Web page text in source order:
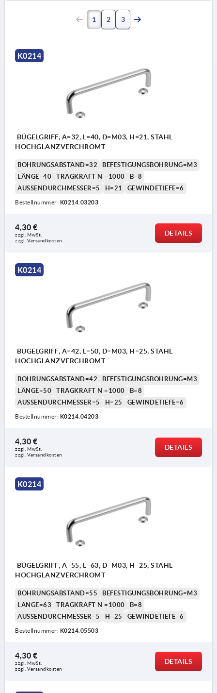
1 2 3
K0214
BÜGELGRIFF, A=32, L=40, D=M03, H=21, STAHL
HOCHGLANZVERCHROMT
BOHRUNGSABSTAND=32
BEFESTIGUNGSBOHRUNG=M3
LÄNGE=40
TRAGKRAFT N =1000
B=8
AUSSENDURCHMESSER=5
H=21 GEWINDETIEFE=6
Bestellnummer: K0214.03203
4,30 €
zzgl. MwSt.
zzgl. Versandkosten
DETAILS
K0214
BÜGELGRIFF, A=42, L=50, D=M03, H=25, STAHL
HOCHGLANZVERCHROMT
BOHRUNGSABSTAND=42
BEFESTIGUNGSBOHRUNG=M3
LÄNGE=50
TRAGKRAFT N =1000
B=8
AUSSENDURCHMESSER=5
H=25 GEWINDETIEFE=6
Bestellnummer: K0214.04203
4,30 €
zzgl. MwSt.
zzgl. Versandkosten
DETAILS
K0214
BÜGELGRIFF, A=55, L=63, D=M03, H=25, STAHL
HOCHGLANZVERCHROMT
BOHRUNGSABSTAND=55
BEFESTIGUNGSBOHRUNG=M3
LÄNGE=63
TRAGKRAFT N =1000
B=8
AUSSENDURCHMESSER=5
H=25 GEWINDETIEFE=6
Bestellnummer: K0214.05503
4,30 €
zzgl. MwSt.
zzgl. Versandkosten
DETAILS